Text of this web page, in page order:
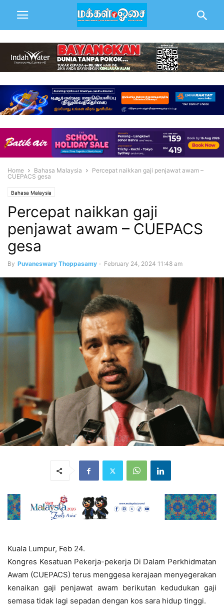
Home Bahasa Malaysia
Percepat naikkan gaji penjawat awam –
CUEPACS gesa
Bahasa Malaysia
Percepat naikkan gaji
penjawat awam – CUEPACS
gesa
By Puvaneswary Thoppasamy - February 24, 2024 11:48 am
Kuala Lumpur, Feb 24.
Kongres Kesatuan Pekerja-pekerja Di Dalam Perkhidmatan
Awam (CUEPACS) terus menggesa kerajaan menyegerakan
kenaikan gaji penjawat awam berikutan kedudukan gaji
semasa tidak lagi sepadan dengan kos sara hidup tinggi.